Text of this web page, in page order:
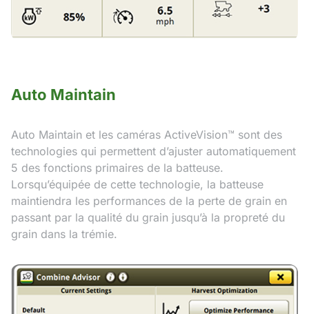
Auto Maintain
Auto Maintain et les caméras ActiveVision™ sont des
technologies qui permettent d’ajuster automatiquement
5 des fonctions primaires de la batteuse.
Lorsqu’équipée de cette technologie, la batteuse
maintiendra les performances de la perte de grain en
passant par la qualité du grain jusqu’à la propreté du
grain dans la trémie.